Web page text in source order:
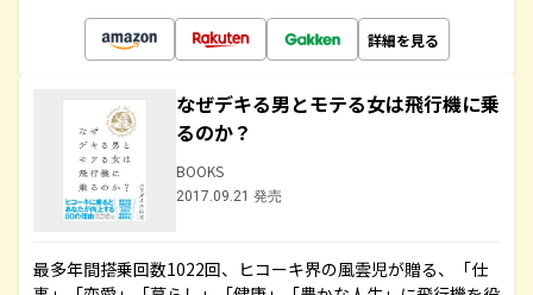
詳細を見る
なぜデキる男とモテる女は飛行機に乗
るのか？
BOOKS
2017.09.21 発売
最多年間搭乗回数1022回、ヒコーキ界の風雲児が贈る、「仕